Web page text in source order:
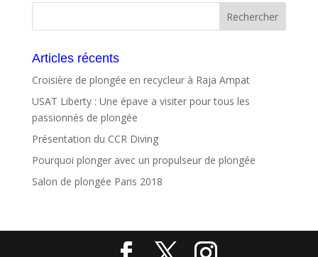
Articles récents
Croisière de plongée en recycleur à Raja Ampat
USAT Liberty : Une épave a visiter pour tous les
passionnés de plongée
Présentation du CCR Diving
Pourquoi plonger avec un propulseur de plongée
Salon de plongée Paris 2018